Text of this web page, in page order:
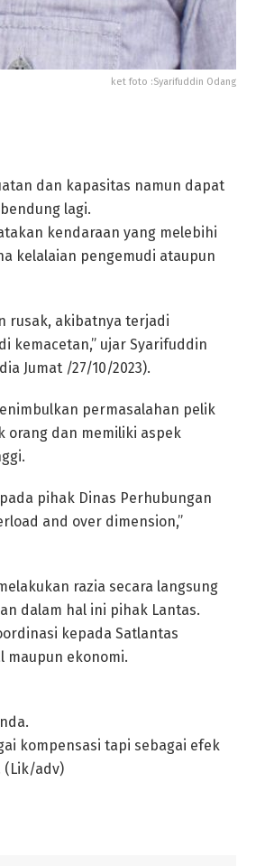
ket foto :Syarifuddin Odang
dan kapasitas namun dapat
lagi.
kendaraan yang melebihi
kelalaian pengemudi ataupun
rusak, akibatnya terjadi
kemacetan,” ujar Syarifuddin
Jumat /27/10/2023).
permasalahan pelik
orang dan memiliki aspek
pihak Dinas Perhubungan
and over dimension,”
razia secara langsung
dalam hal ini pihak Lantas.
kepada Satlantas
maupun ekonomi.
kompensasi tapi sebagai efek
(Lik/adv)